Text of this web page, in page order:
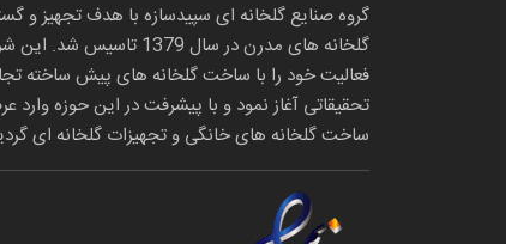
گروه صنایع گلخانه ای سپیدسازه با هدف تجهیز و
گلخانه های مدرن در سال 1379 تاسیس
فعالیت خود را با ساخت گلخانه های پیش ساخته
تحقیقاتی آغاز نمود و با پیشرفت در این حوزه وارد
ساخت گلخانه های خانگی و تجهیزات گلخانه ای